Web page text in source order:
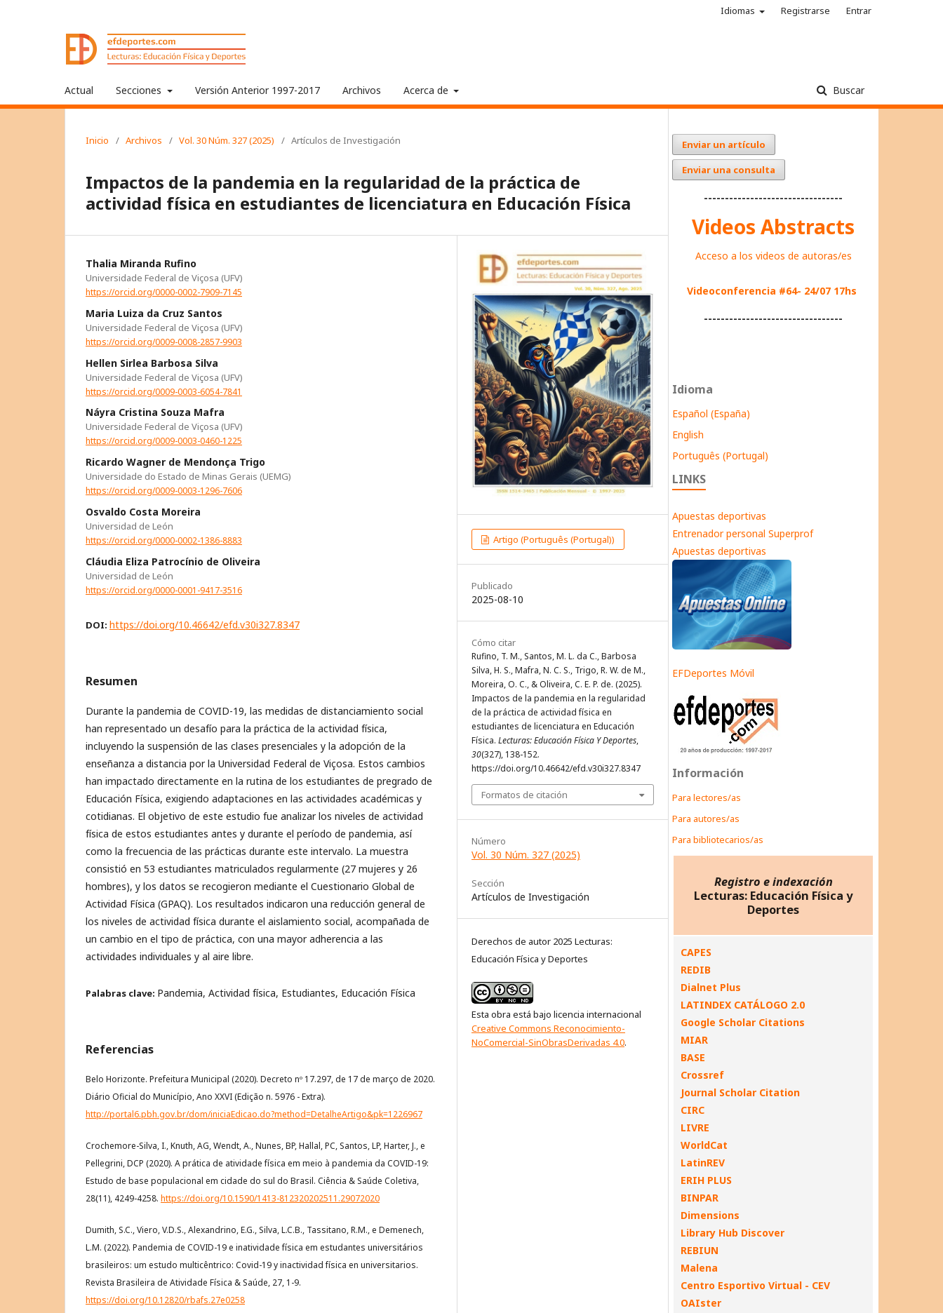
Actual Secciones Versión Anterior 1997-2017 Archivos Acerca de Buscar
Idiomas Registrarse Entrar
Inicio / Archivos / Vol. 30 Núm. 327 (2025) / Artículos de Investigación
Impactos de la pandemia en la regularidad de la práctica de
actividad física en estudiantes de licenciatura en Educación Física
Thalia Miranda Rufino
Universidade Federal de Viçosa (UFV)
https://orcid.org/0000-0002-7909-7145
Maria Luiza da Cruz Santos
Universidade Federal de Viçosa (UFV)
https://orcid.org/0009-0008-2857-9903
Hellen Sirlea Barbosa Silva
Universidade Federal de Viçosa (UFV)
https://orcid.org/0009-0003-6054-7841
Náyra Cristina Souza Mafra
Universidade Federal de Viçosa (UFV)
https://orcid.org/0009-0003-0460-1225
Ricardo Wagner de Mendonça Trigo
Universidade do Estado de Minas Gerais (UEMG)
https://orcid.org/0009-0003-1296-7606
Osvaldo Costa Moreira
Universidad de León
https://orcid.org/0000-0002-1386-8883
Cláudia Eliza Patrocínio de Oliveira
Universidad de León
https://orcid.org/0000-0001-9417-3516
DOI: https://doi.org/10.46642/efd.v30i327.8347
Resumen
Durante la pandemia de COVID-19, las medidas de distanciamiento social
han representado un desafío para la práctica de la actividad física,
incluyendo la suspensión de las clases presenciales y la adopción de la
enseñanza a distancia por la Universidad Federal de Viçosa. Estos cambios
han impactado directamente en la rutina de los estudiantes de pregrado de
Educación Física, exigiendo adaptaciones en las actividades académicas y
cotidianas. El objetivo de este estudio fue analizar los niveles de actividad
física de estos estudiantes antes y durante el período de pandemia, así
como la frecuencia de las prácticas durante este intervalo. La muestra
consistió en 53 estudiantes matriculados regularmente (27 mujeres y 26
hombres), y los datos se recogieron mediante el Cuestionario Global de
Actividad Física (GPAQ). Los resultados indicaron una reducción general de
los niveles de actividad física durante el aislamiento social, acompañada de
un cambio en el tipo de práctica, con una mayor adherencia a las
actividades individuales y al aire libre.
Palabras clave: Pandemia, Actividad física, Estudiantes, Educación Física
Referencias
Belo Horizonte. Prefeitura Municipal (2020). Decreto nº 17.297, de 17 de março de 2020.
Diário Oficial do Município, Ano XXVI (Edição n. 5976 - Extra).
http://portal6.pbh.gov.br/dom/iniciaEdicao.do?method=DetalheArtigo&pk=1226967
Crochemore-Silva, I., Knuth, AG, Wendt, A., Nunes, BP, Hallal, PC, Santos, LP, Harter, J., e
Pellegrini, DCP (2020). A prática de atividade física em meio à pandemia da COVID-19:
Estudo de base populacional em cidade do sul do Brasil. Ciência & Saúde Coletiva,
28(11), 4249-4258. https://doi.org/10.1590/1413-812320202511.29072020
Dumith, S.C., Viero, V.D.S., Alexandrino, E.G., Silva, L.C.B., Tassitano, R.M., e Demenech,
L.M. (2022). Pandemia de COVID-19 e inatividade física em estudantes universitários
brasileiros: um estudo multicêntrico: Covid-19 y inactividad física en universitarios.
Revista Brasileira de Atividade Física & Saúde, 27, 1-9.
https://doi.org/10.12820/rbafs.27e0258
Artigo (Português (Portugal))
Publicado
2025-08-10
Cómo citar
Rufino, T. M., Santos, M. L. da C., Barbosa
Silva, H. S., Mafra, N. C. S., Trigo, R. W. de M.,
Moreira, O. C., & Oliveira, C. E. P. de. (2025).
Impactos de la pandemia en la regularidad
de la práctica de actividad física en
estudiantes de licenciatura en Educación
Física. Lecturas: Educación Física Y Deportes,
30(327), 138-152.
https://doi.org/10.46642/efd.v30i327.8347
Formatos de citación
Número
Vol. 30 Núm. 327 (2025)
Sección
Artículos de Investigación
Derechos de autor 2025 Lecturas:
Educación Física y Deportes
Esta obra está bajo licencia internacional
Creative Commons Reconocimiento-
NoComercial-SinObrasDerivadas 4.0.
Enviar un artículo
Enviar una consulta
---------------------------------
Videos Abstracts
Acceso a los videos de autoras/es
Videoconferencia #64- 24/07 17hs
---------------------------------
Idioma
Español (España)
English
Português (Portugal)
LINKS
Apuestas deportivas
Entrenador personal Superprof
Apuestas deportivas
EFDeportes Móvil
Información
Para lectores/as
Para autores/as
Para bibliotecarios/as
Registro e indexación
Lecturas: Educación Física y
Deportes
CAPES
REDIB
Dialnet Plus
LATINDEX CATÁLOGO 2.0
Google Scholar Citations
MIAR
BASE
Crossref
Journal Scholar Citation
CIRC
LIVRE
WorldCat
LatinREV
ERIH PLUS
BINPAR
Dimensions
Library Hub Discover
REBIUN
Malena
Centro Esportivo Virtual - CEV
OAIster